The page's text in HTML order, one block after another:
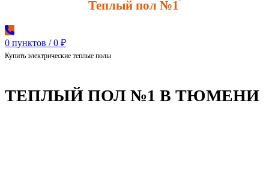
Теплый пол №1
0 пунктов / 0 ₽
Купить электрические теплые полы
ТЕПЛЫЙ ПОЛ №1 В ТЮМЕНИ